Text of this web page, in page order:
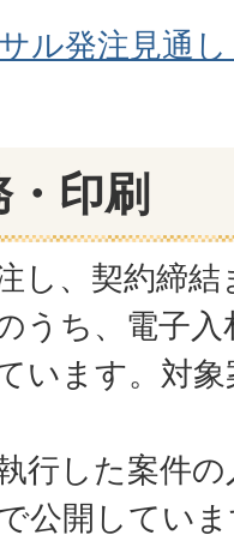
ル発注見通
印刷
し、契約締
うち、電子
います。対
行した案件
公開してい